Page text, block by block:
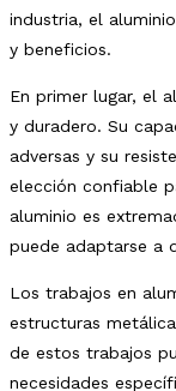
industria, el
y beneficios.
En primer lugar, el
y duradero. Su
adversas y su
elección confiable
aluminio es
puede adaptarse a
Los trabajos en
estructuras
de estos trabajos
necesidades